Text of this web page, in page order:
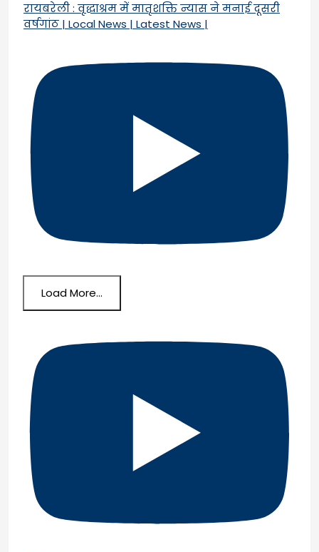
रायबरेली : वृद्धाश्रम में मातृशक्ति न्यास ने मनाई दूसरी
वर्षगांठ | Local News | Latest News |
Load More...